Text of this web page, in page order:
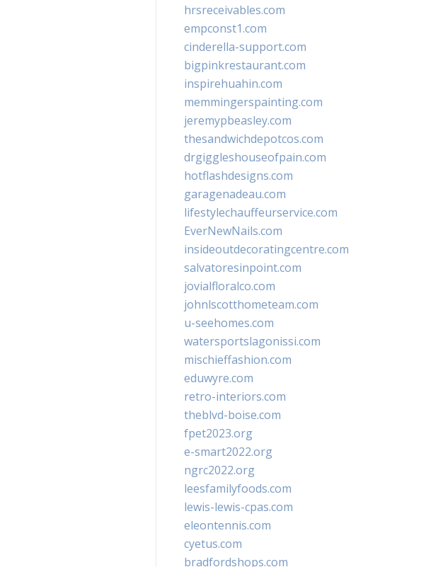
hrsreceivables.com
empconst1.com
cinderella-support.com
bigpinkrestaurant.com
inspirehuahin.com
memmingerspainting.com
jeremypbeasley.com
thesandwichdepotcos.com
drgiggleshouseofpain.com
hotflashdesigns.com
garagenadeau.com
lifestylechauffeurservice.com
EverNewNails.com
insideoutdecoratingcentre.com
salvatoresinpoint.com
jovialfloralco.com
johnlscotthometeam.com
u-seehomes.com
watersportslagonissi.com
mischieffashion.com
eduwyre.com
retro-interiors.com
theblvd-boise.com
fpet2023.org
e-smart2022.org
ngrc2022.org
leesfamilyfoods.com
lewis-lewis-cpas.com
eleontennis.com
cyetus.com
bradfordshops.com